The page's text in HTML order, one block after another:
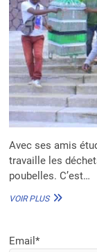
Avec ses amis
travaille les
poubelles. C’est…
VOIR PLUSEN
Email*